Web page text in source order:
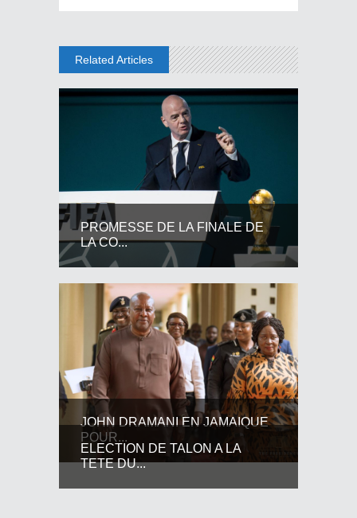
Related Articles
PROMESSE DE LA FINALE DE
LA CO...
JOHN DRAMANI EN JAMAIQUE
POUR...
ELECTION DE TALON A LA
TETE DU...